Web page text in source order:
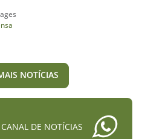
NOTÍCIAS
DE NOTÍCIAS